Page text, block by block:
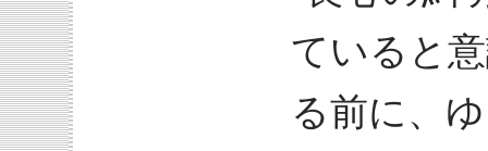
ていると
る前に、